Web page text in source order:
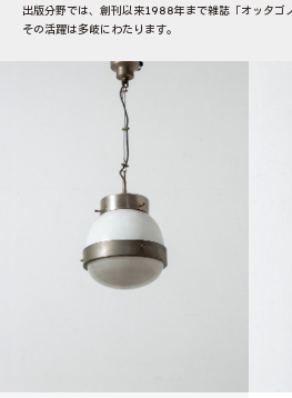
出版分野では、創刊以来1988年まで雑誌「オッタゴ
その活躍は多岐にわたります。